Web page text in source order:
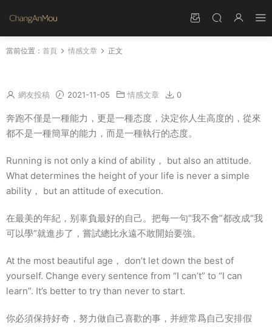
當前位置： 首頁 情感文章 正文
網友投稿 2021-11-05 情感文章 0
奔跑不僅是一種能力，更是一種态度，決定你人生高度的，從來
都不是一種簡單的能力，而是一種執行的态度。
Running is not only a kind of ability， but also an attitude.
What determines the height of your life is never a simple
ability， but an attitude of execution.
在最美的年紀，别辜負最好的自己。把每一句“我不會”都改成“我
可以學”就進步了，嘗試總比永遠不敢開始要強。
At the most beautiful age， don’t let down the best of
yourself. Change every sentence from “I can’t” to “I can
learn”. It’s better to try than never to start.
你必須保持好奇，努力做自己喜歡的事，并經常爲自己安排假